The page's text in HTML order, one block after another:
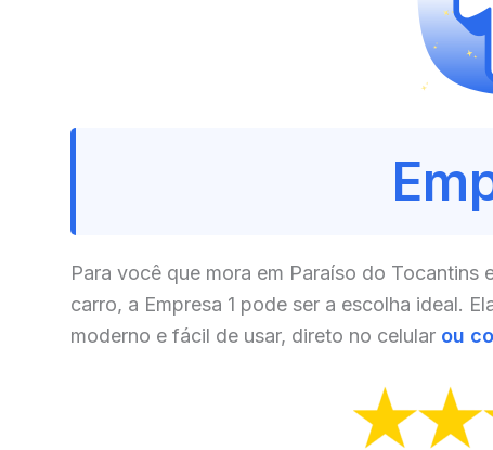
Para você que mora em Paraíso do
carro, a Empresa 1 pode ser a escolha ideal.
moderno e fácil de usar, direto no celular ou